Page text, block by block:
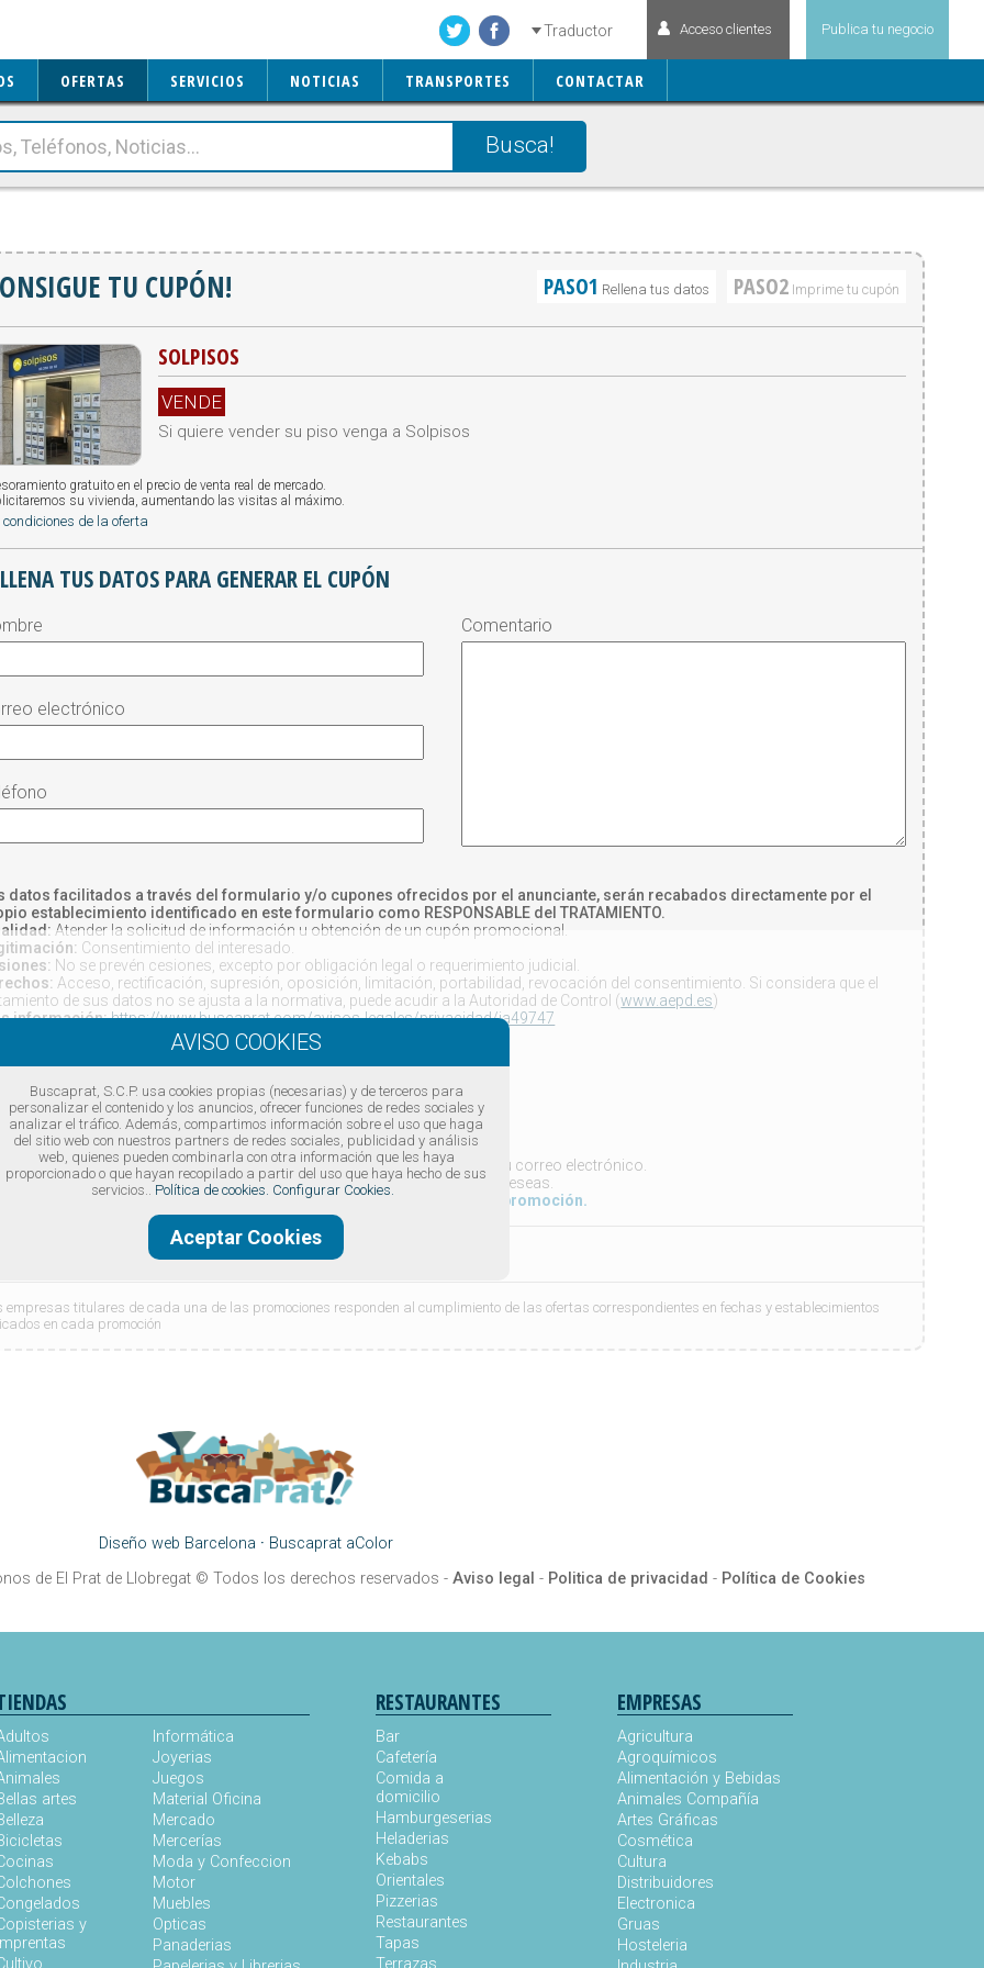
OFERTAS SERVICIOS NOTICIAS TRANSPORTES CONTACTAR
Publica tu negocio
Acceso clientes
Traductor
Busca!
TU CUPÓN! PASO1 Rellena tus datos PASO2 Imprime tu cupón
SOLPISOS
VENDE
Si quiere vender su piso venga a Solpisos
gratuito en el precio de venta real de mercado.
su vivienda, aumentando las visitas al máximo.
condiciones de la oferta
TUS DATOS PARA GENERAR EL CUPÓN
electrónico
Comentario
datos facilitados a través del formulario y/o cupones ofrecidos por el anunciante, serán recabados directamente por el
establecimiento identificado en este formulario como RESPONSABLE del TRATAMIENTO.
Atender la solicitud de información u obtención de un cupón promocional.
Consentimiento del interesado.
No se prevén cesiones, excepto por obligación legal o requerimiento judicial.
Acceso, rectificación, supresión, oposición, limitación, portabilidad, revocación del consentimiento. Si considera que el
de sus datos no se ajusta a la normativa, puede acudir a la Autoridad de Control (www.aepd.es)
información:https://www.buscaprat.com/avisos-legales/privacidad/ia49747
Enviar
enviaremos tu reserva de la promoción al comercio y el cupón a tu correo electrónico.
el siguiente paso generaremos una versión del cupón para imprimir si lo deseas.
presentar el cupón en el comercio para discfutar de la oferta o promoción.
este cupón:
empresas titulares de cada una de las promociones responden al cumplimiento de las ofertas correspondientes en fechas y establecimientos
en cada promoción
Diseño web Barcelona · Buscaprat aColor
de El Prat de Llobregat© Todos los derechos reservados - Aviso legal - Politica de privacidad - Política de Cookies
artes
y
Imprentas
Informática
Joyerias
Juegos
Material Oficina
Mercado
Mercerías
Moda y Confeccion
Motor
Muebles
Opticas
Panaderias
RESTAURANTES
Bar
Cafetería
Comida a
domicilio
Hamburgeserias
Heladerias
Kebabs
Orientales
Pizzerias
Restaurantes
Tapas
Terrazas
EMPRESAS
Agricultura
Agroquímicos
Alimentación y Bebidas
Animales Compañía
Artes Gráficas
Cosmética
Cultura
Distribuidores
Electronica
Gruas
Hosteleria
Buscaprat, S.C.P. usa cookies propias (necesarias) y de terceros para
personalizar el contenido y los anuncios, ofrecer funciones de redes sociales y
analizar el tráfico. Además, compartimos información sobre el uso que haga
del sitio web con nuestros partners de redes sociales, publicidad y análisis
web, quienes pueden combinarla con otra información que les haya
proporcionado o que hayan recopilado a partir del uso que haya hecho de sus
servicios.. Política de cookies. Configurar Cookies.
Aceptar Cookies